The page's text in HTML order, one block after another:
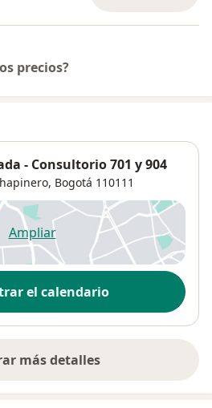
precios?
- Consultorio 701 y 904
, Bogotá 110111
Ampliarse abre en una nueva
el calendario
más detalles
sobre la dirección